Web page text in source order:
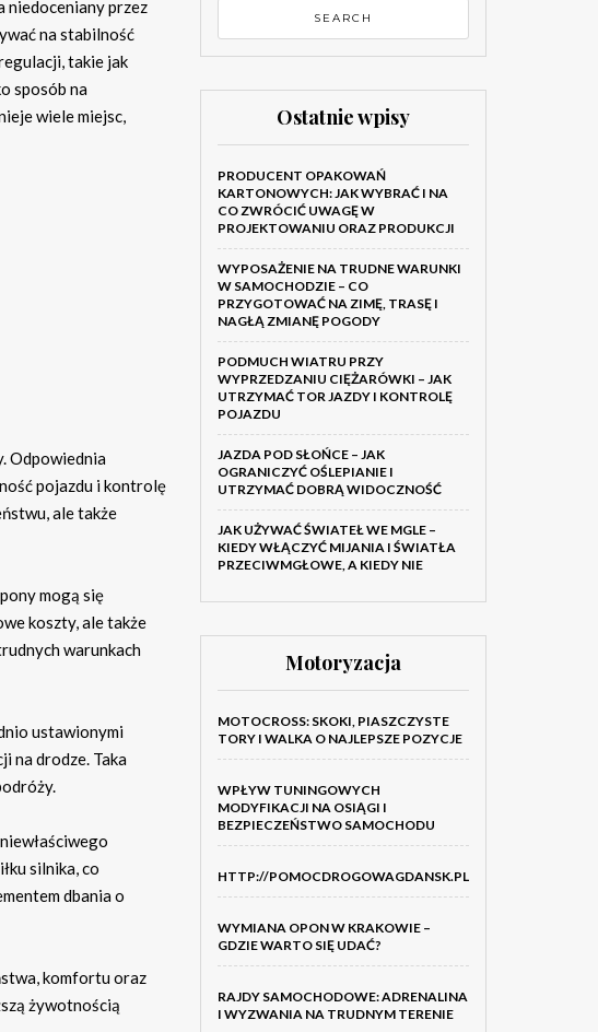
niedoceniany przez
na stabilność
takie jak
sposób na
wiele miejsc,
Odpowiednia
pojazdu i kontrolę
ale także
mogą się
koszty, ale także
warunkach
ustawionymi
na drodze. Taka
silnika, co
dbania o
komfortu oraz
żywotnością
Ostatnie wpisy
PRODUCENT OPAKOWAŃ
KARTONOWYCH: JAK WYBRAĆ I NA
CO ZWRÓCIĆ UWAGĘ W
PROJEKTOWANIU ORAZ PRODUKCJI
WYPOSAŻENIE NA TRUDNE WARUNKI
W SAMOCHODZIE – CO
PRZYGOTOWAĆ NA ZIMĘ, TRASĘ I
NAGŁĄ ZMIANĘ POGODY
PODMUCH WIATRU PRZY
WYPRZEDZANIU CIĘŻARÓWKI – JAK
UTRZYMAĆ TOR JAZDY I KONTROLĘ
POJAZDU
JAZDA POD SŁOŃCE – JAK
OGRANICZYĆ OŚLEPIANIE I
UTRZYMAĆ DOBRĄ WIDOCZNOŚĆ
JAK UŻYWAĆ ŚWIATEŁ WE MGLE –
KIEDY WŁĄCZYĆ MIJANIA I ŚWIATŁA
PRZECIWMGŁOWE, A KIEDY NIE
Motoryzacja
MOTOCROSS: SKOKI, PIASZCZYSTE
TORY I WALKA O NAJLEPSZE POZYCJE
WPŁYW TUNINGOWYCH
MODYFIKACJI NA OSIĄGI I
BEZPIECZEŃSTWO SAMOCHODU
HTTP://POMOCDROGOWAGDANSK.PL
WYMIANA OPON W KRAKOWIE –
GDZIE WARTO SIĘ UDAĆ?
RAJDY SAMOCHODOWE: ADRENALINA
I WYZWANIA NA TRUDNYM TERENIE